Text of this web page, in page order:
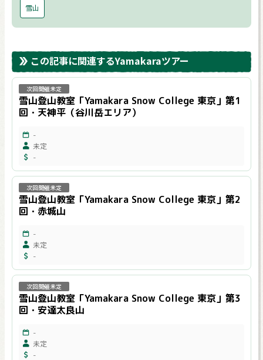
雪山
この記事に関連するYamakaraツアー
次回開催未定
雪山登山教室「Yamakara Snow College 東京」第1
回・天神平（谷川岳エリア）
-
未定
-
次回開催未定
雪山登山教室「Yamakara Snow College 東京」第2
回・赤城山
-
未定
-
次回開催未定
雪山登山教室「Yamakara Snow College 東京」第3
回・安達太良山
-
未定
-